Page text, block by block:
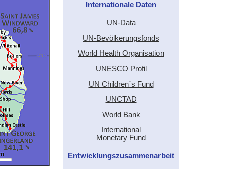
Internationale Daten
UN-Data
UN-Bevölkerungsfonds
World Health Organisation
UNESCO Profil
UN Children´s Fund
UNCTAD
World Bank
International
Monetary Fund
Entwicklungszusammenarbeit